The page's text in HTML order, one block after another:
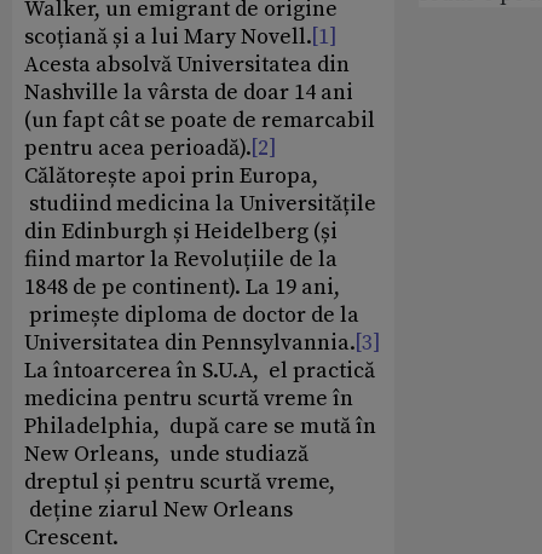
Walker, un emigrant de origine
scoțiană și a lui Mary Novell.[1]
Acesta absolvă Universitatea din
Nashville la vârsta de doar 14 ani
(un fapt cât se poate de remarcabil
pentru acea perioadă).[2]
Călătorește apoi prin Europa,
studiind medicina la Universitățile
din Edinburgh și Heidelberg (și
fiind martor la Revoluțiile de la
1848 de pe continent). La 19 ani,
primește diploma de doctor de la
Universitatea din Pennsylvannia.[3]
La întoarcerea în S.U.A, el practică
medicina pentru scurtă vreme în
Philadelphia, după care se mută în
New Orleans, unde studiază
dreptul și pentru scurtă vreme,
deține ziarul New Orleans
Crescent.